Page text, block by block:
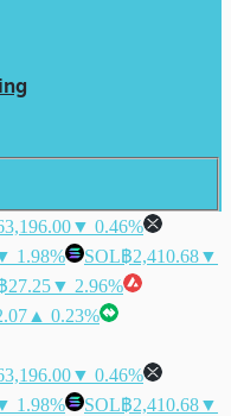
▼ 0.46%
1.98% SOL฿2,410.68▼
27.25▼ 2.96%
▲ 0.23%
▼ 0.46%
1.98% SOL฿2,410.68▼